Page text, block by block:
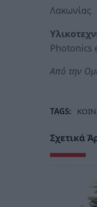
Λακωνίας
Photonics
Από την
TAGS:
Σχετικά